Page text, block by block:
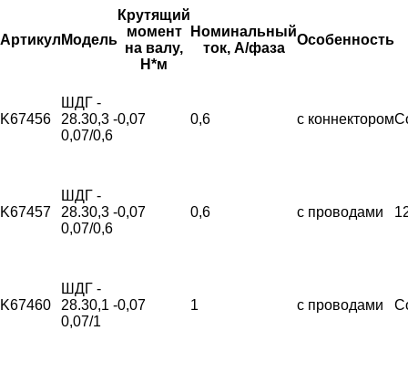
Артикул Модель
Крутящий
момент
на валу,
Н*м
Номинальный
ток, А/фаза
Особенность
K67456
ШДГ -
28.30,3 -
0,07/0,6
0,07 0,6 с коннектором
K67457
ШДГ -
28.30,3 -
0,07/0,6
0,07 0,6 с проводами
K67460
ШДГ -
28.30,1 -
0,07/1
0,07 1 с проводами